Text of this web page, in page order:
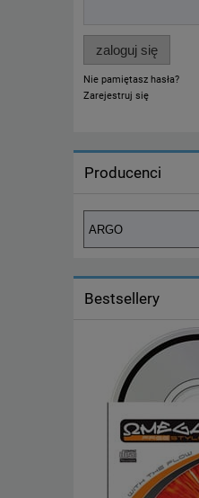
zaloguj się
Nie pamiętasz hasła?
Zarejestruj się
Producenci
Bestsellery